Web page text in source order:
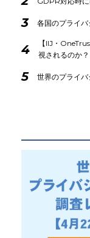
3 各国のプライ
4
【IIJ・
視されるのか
5 世界のプライ